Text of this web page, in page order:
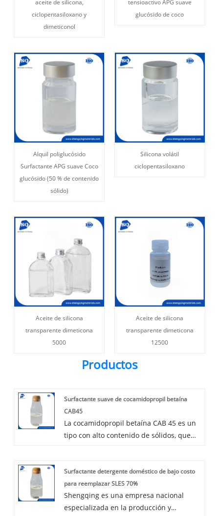
aceite de silicona,
ciclopentasiloxano y
dimeticonol
tensioactivo APG suave
glucósido de coco
Alquil poliglucósido
Surfactante APG suave Coco
glucósido (50 % de contenido
sólido)
Silicona volátil
ciclopentasiloxano
Aceite de silicona
transparente dimeticona
5000
Aceite de silicona
transparente dimeticona
12500
Productos
Surfactante suave de cocamidopropil betaína
CAB45
La cocamidopropil betaína CAB 45 es un
tipo con alto contenido de sólidos, que
capacidad de limpieza. El color y el olor
son dos factores clave a la hora de elegir
cocamidopropil betaína. Para una calidad
barata que utiliza ácidos grasos de baja
Surfactante detergente doméstico de bajo costo
para reemplazar SLES 70%
Shengqing es una empresa nacional
especializada en la producción y